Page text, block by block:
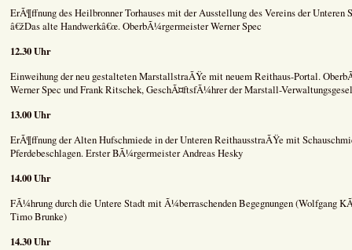
ErÃ¶ffnung des Heilbronner Torhauses mit der Ausstellung des Vereins der Unteren
â€žDas alte Handwerkâ€œ. OberbÃ¼rgermeister Werner Spec
12.30 Uhr
Einweihung der neu gestalteten MarstallstraÃŸe mit neuem Reithaus-Portal.
Werner Spec und Frank Ritschek, GeschÃ¤ftsfÃ¼hrer der Marstall-
13.00 Uhr
ErÃ¶ffnung der Alten Hufschmiede in der Unteren ReithausstraÃŸe mit
Pferdebeschlagen. Erster BÃ¼rgermeister Andreas Hesky
14.00 Uhr
FÃ¼hrung durch die Untere Stadt mit Ã¼berraschenden Begegnungen (Wolfgang
Timo Brunke)
14.30 Uhr